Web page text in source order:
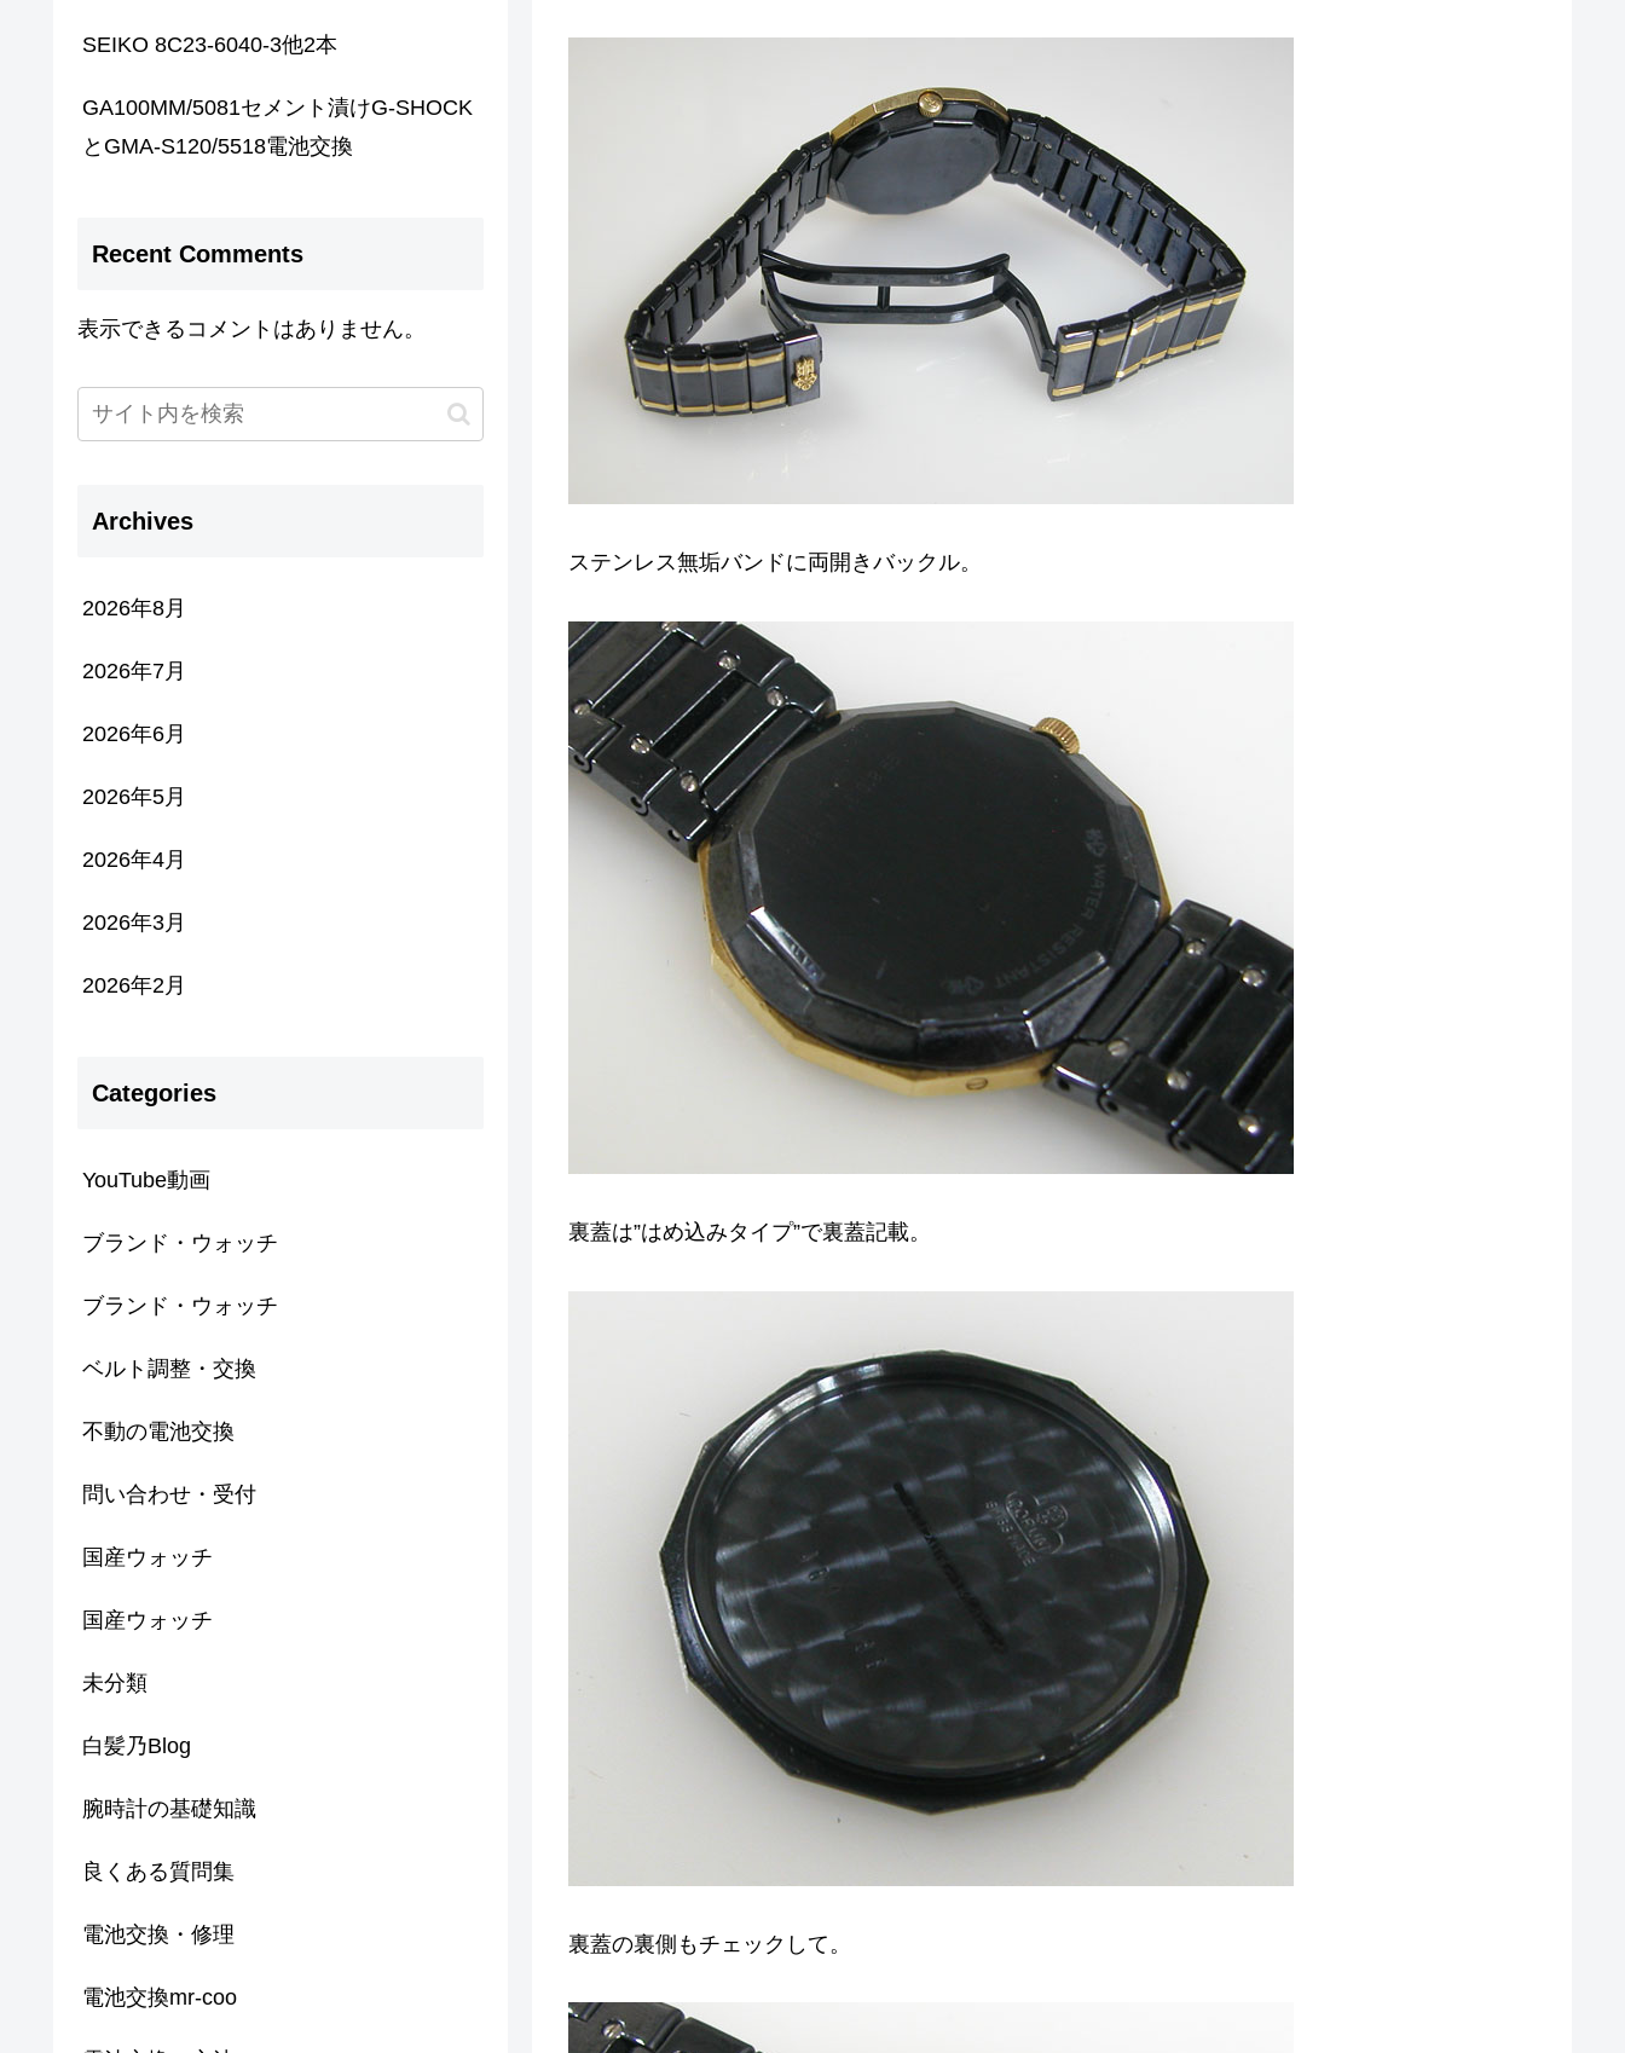
ステンレス無垢バンドに両開きバックル。
裏蓋は”はめ込みタイプ”で裏蓋記載。
裏蓋の裏側もチェックして。
SEIKO 8C23-6040-3他2本
GA100MM/5081セメント漬けG-SHOCK
とGMA-S120/5518電池交換
Recent Comments
表示できるコメントはありません。
Archives
2026年8月
2026年7月
2026年6月
2026年5月
2026年4月
2026年3月
2026年2月
Categories
YouTube動画
ブランド・ウォッチ
ブランド・ウォッチ
ベルト調整・交換
不動の電池交換
問い合わせ・受付
国産ウォッチ
国産ウォッチ
未分類
白髪乃Blog
腕時計の基礎知識
良くある質問集
電池交換・修理
電池交換mr-coo